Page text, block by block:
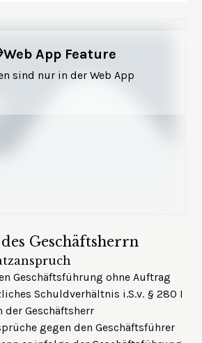
Web App Feature
sind nur in der Web App
Geschäftsherrn
Geschäftsführung ohne Auftrag
Schuldverhältnis i.S.v. § 280 I
der Geschäftsherr
gegen den Geschäftsführer